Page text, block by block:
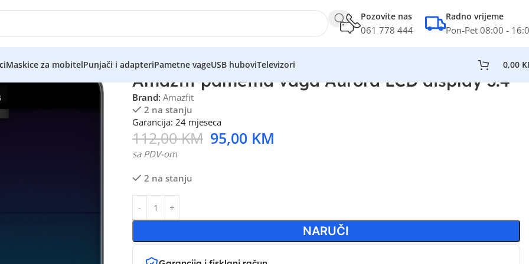
Pozovite nas
061 778 444
Radno vrijeme
Pon-Pet 08:00 -
Maskice za mobitelPunjači i adapteriPametne vageUSB huboviTelevizori 0,00
Amazfit pametna vaga Aurora LCD display 3.4”
Brand: Amazfit
2 na stanju
Garancija: 24 mjeseca
112,00KM 95,00 KM
sa PDV-om
2 na stanju
NARUČI